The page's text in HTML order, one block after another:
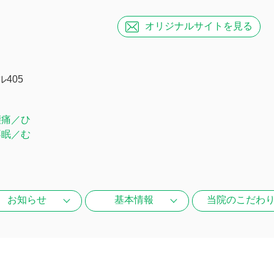
405
／ひ
／む
オリジナルサイトを見る
お知らせ 基本情報 当院のこだわ